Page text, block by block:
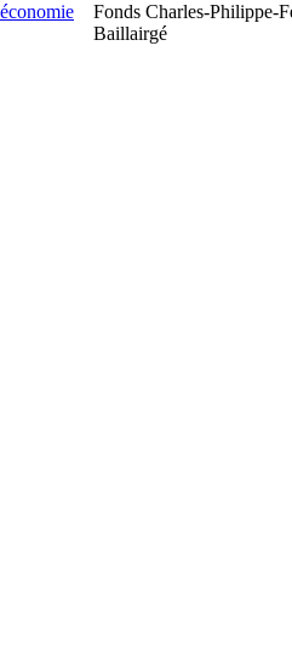
Fonds Charles-Philippe-
Baillairgé